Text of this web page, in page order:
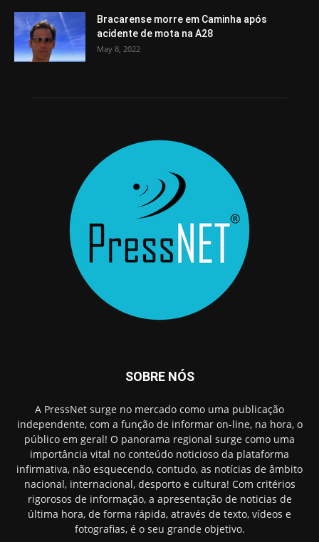
Bracarense morre em Caminha após
acidente de mota na A28
May 8, 2022
SOBRE NÓS
A PressNet surge no mercado como uma publicação
independente, com a função de informar on-line, na hora, o
público em geral! O panorama regional surge como uma
importância vital no conteúdo noticioso da plataforma
infirmativa, não esquecendo, contudo, as notícias de âmbito
nacional, internacional, desporto e cultura! Com critérios
rigorosos de informação, a apresentação de noticias de
última hora, de forma rápida, através de texto, vídeos e
fotografias, é o seu grande objetivo.